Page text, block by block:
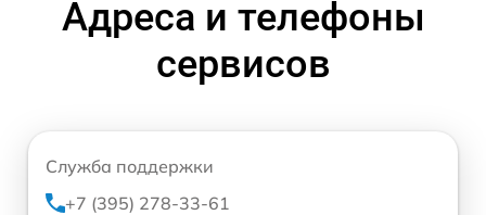
Адреса и телефоны
сервисов
Служба поддержки
+7 (395) 278-33-61